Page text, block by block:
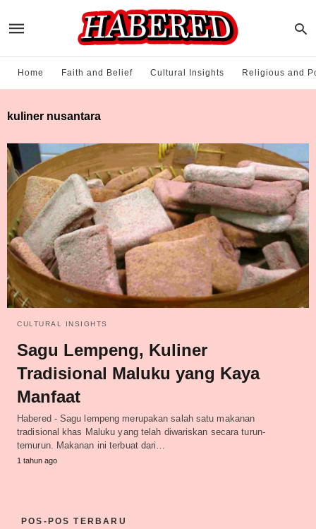
Home Faith and Belief Cultural Insights Religious and
kuliner nusantara
CULTURAL INSIGHTS
Sagu Lempeng, Kuliner
Tradisional Maluku yang Kaya
Manfaat
Habered - Sagu lempeng merupakan salah satu makanan
tradisional khas Maluku yang telah diwariskan secara turun-
temurun. Makanan ini terbuat dari…
1 tahun ago
POS-POS TERBARU